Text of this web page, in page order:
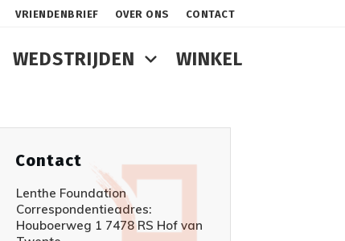
VRIENDENBRIEF OVER ONS CONTACT
WEDSTRIJDEN WINKEL
Contact
Lenthe Foundation
Correspondentieadres:
Houboerweg 1 7478 RS Hof van